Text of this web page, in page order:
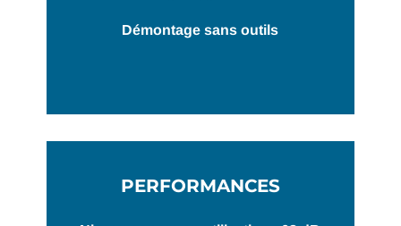
Démontage sans outils
PERFORMANCES